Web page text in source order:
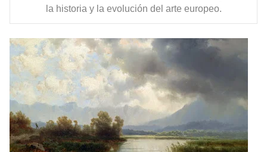
la historia y la evolución del arte europeo.